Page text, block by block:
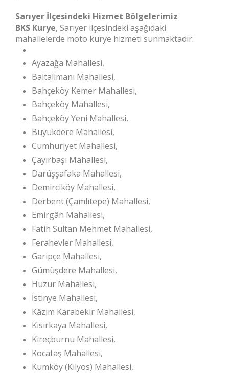
Sarıyer İlçesindeki Hizmet Bölgelerimiz
BKS Kurye, Sarıyer ilçesindeki aşağıdaki
mahallelerde moto kurye hizmeti sunmaktadır:
Ayazağa Mahallesi,
Baltalimanı Mahallesi,
Bahçeköy Kemer Mahallesi,
Bahçeköy Mahallesi,
Bahçeköy Yeni Mahallesi,
Büyükdere Mahallesi,
Cumhuriyet Mahallesi,
Çayırbaşı Mahallesi,
Darüşşafaka Mahallesi,
Demirciköy Mahallesi,
Derbent (Çamlıtepe) Mahallesi,
Emirgân Mahallesi,
Fatih Sultan Mehmet Mahallesi,
Ferahevler Mahallesi,
Garipçe Mahallesi,
Gümüşdere Mahallesi,
Huzur Mahallesi,
İstinye Mahallesi,
Kâzım Karabekir Mahallesi,
Kısırkaya Mahallesi,
Kireçburnu Mahallesi,
Kocataş Mahallesi,
Kumköy (Kilyos) Mahallesi,